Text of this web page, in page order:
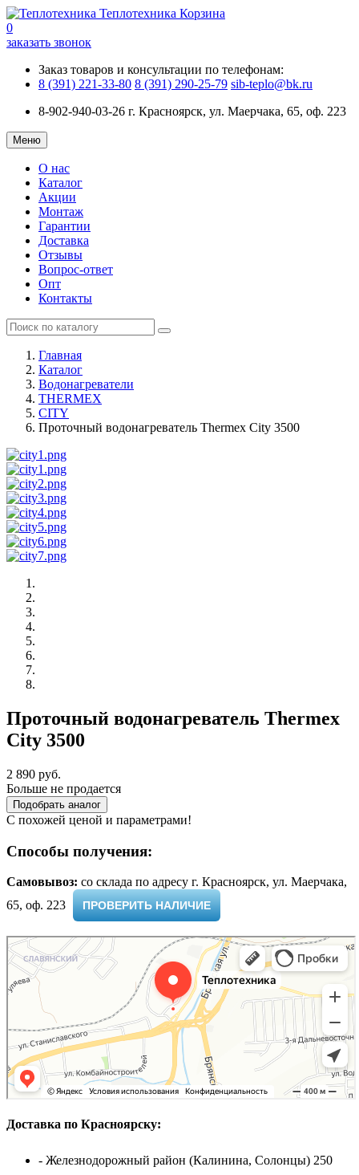
Теплотехника Корзина
0
заказать звонок
Заказ товаров и консультации по телефонам:
8 (391) 221-33-80 8 (391) 290-25-79 sib-teplo@bk.ru
8-902-940-03-26 г. Красноярск, ул. Маерчака, 65, оф. 223
Меню
О нас
Каталог
Акции
Монтаж
Гарантии
Доставка
Отзывы
Вопрос-ответ
Опт
Контакты
Главная
Каталог
Водонагреватели
THERMEX
CITY
Проточный водонагреватель Thermex City 3500
Проточный водонагреватель Thermex
City 3500
2 890 руб.
Больше не продается
Подобрать аналог
С похожей ценой и параметрами!
Способы получения:
Самовывоз: cо склада по адресу г. Красноярск, ул. Маерчака,
65, оф. 223 ​
ПРОВЕРИТЬ НАЛИЧИЕ
Доставка по Красноярску:
- Железнодорожный район (Калинина, Солонцы) 250